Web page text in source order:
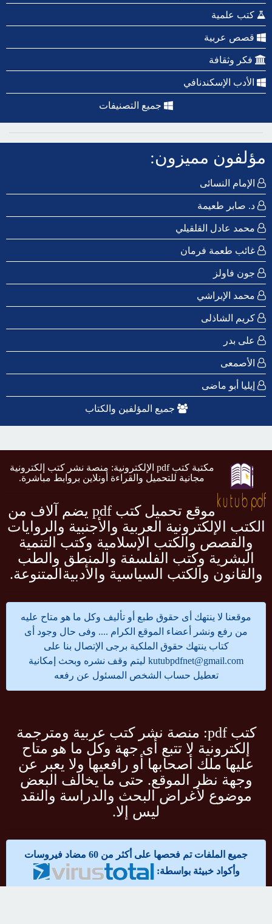
كتب علمية
قصص عربية
فكر وثقافة
الأدب الإسكندنافي
جميع التصنيفات
مؤلفون مميزون:
الإمام النسائى
د. صابر طعيمة
محمد عادل القلقيلي
غائب طعمة فرمان
جون فاولز
محمد الإبراشي
كريم الشاذلى
على بدر
الأصمعى
إيليا أبو ماضى
جميع المؤلفين والكتاب
مكتبة كتب pdf الإلكترونية: منصة نشر كتب إلكترونية
مجانية للتحميل والقراءة أونلاين بروابط مباشرة.
موقع تحميل كتب pdf يضم آلاف من
الكتب الإلكترونية العربية والأجنبية والروايات
والقصص والكتب الإسلامية وكتب التنمية
البشرية وكتب الفلسفة والمنطق والطب
والقانون والكتب السياسية والأدبيةالمتنوعة.
موقعنا لا ينتهك أى حقوق طبع أو تأليف وكل ما هو متاح عليه
من رفع ونشر أعضاء الموقع الكرام .... وفى حال وجود أى
كتاب ينتهك حقوق الملكية برجى الإتصال بنا على
kutubpdfnet@gmail.com ليتم وقف نشره وبحث إمكانية
تعطيل حساب الشخص المسئول عن رفعه
كتب pdf: منصة نشر كتب عربية ومترجمة
إلكترونية لا تتبع أى جهة وكل ما هو متاح
عليها ملك أصحابها أو رافعيها ولا يعبر عن
وجهة نظر الموقع. حتى ما يخالف البعض
موضوع لأغراض البحث والدراسة والنقد
ليس إلا.
جميع الملفات تم فحصها على أكثر من 60 مضاد فيروسات
وأكواد خبيثة بواسطة: